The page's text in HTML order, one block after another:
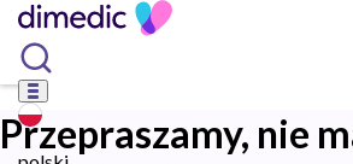
Przepraszamy, nie